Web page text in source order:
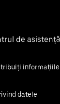
de asistență
datele